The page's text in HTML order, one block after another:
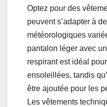
Optez pour des
peuvent s’adapter à
météorologiques
pantalon léger avec
respirant est idéal
ensoleillées, tandis
être ajoutée pour les
Les vêtements